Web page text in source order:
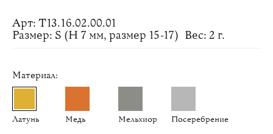
Арт: Т13.16.02.00.01
Размер: S (H 7 мм, размер 15-17) Вес: 2 г.
Материал:
Латунь Медь Мельхиор Посеребрение